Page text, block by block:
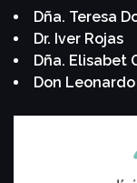
Dña. Teresa
Dr. Iver Rojas
Dña. Elisabet
Don